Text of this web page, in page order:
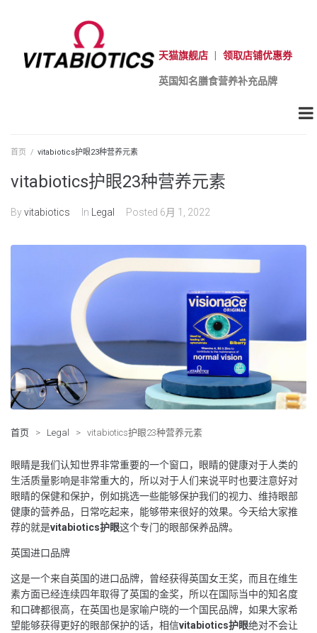
天猫旗舰店 领取店铺优惠券
英国知名膳食营养补充品牌
首页 / vitabiotics护眼23种营养元素
vitabiotics护眼23种营养元素
Byvitabiotics In Legal Posted 6月 1, 2022
首页 > Legal > vitabiotics护眼23种营养元素
眼睛是我们认知世界非常重要的一个窗口，眼睛的健康对于人类的
生活质量影响是非常重大的，所以对于人们来说平时也要注意好对
眼睛的保健和保护，例如挑选一些能够保护我们的视力、维持眼部
健康的营养品，日常吃起来，能够带来很好的效果。今天给大家推
荐的就是vitabiotics护眼这个专门的眼部保养品牌。
英国进口品牌
这是一个来自英国的进口品牌，曾经获得英国女王奖，而且在维生
素方面已经连续四年取得了英国的金奖，所以在国际当中的知名度
和口碑都很高，在英国也是家喻户晓的一个国民品牌，如果大家希
望能够获得更好的眼部保护的话，相信vitabiotics护眼绝对不会让